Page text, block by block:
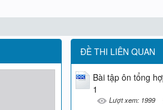
ĐỀ THI LIÊN QUAN
Bài tập ôn tổng
1
Lượt xem: 1999